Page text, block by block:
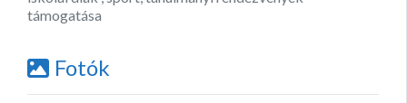
támogatása
Fotók